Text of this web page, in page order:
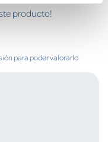
producto!
para poder valorarlo